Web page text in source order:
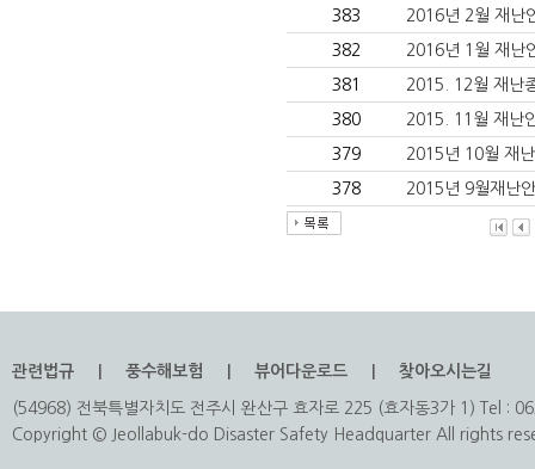
383 2016년 2월 재난
382 2016년 1월 재난
381 2015. 12월 재난
380 2015. 11월 재난
379 2015년 10월 재
378 2015년 9월재난
관련법규 풍수해보험 뷰어다운로드 찾아오시는길
(54968) 전북특별자치도 전주시 완산구 효자로 225 (효자동3가 1) Tel :
Copyright © Jeollabuk-do Disaster Safety Headquarter All rights